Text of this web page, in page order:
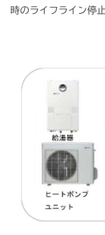
時のライフライン停